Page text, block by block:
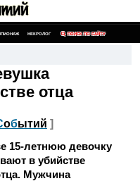
НЕКРОЛОГ ПОИСК ПО САЙТУ
отца
обытий ]
15-летнюю девочку
в убийстве
Мужчина